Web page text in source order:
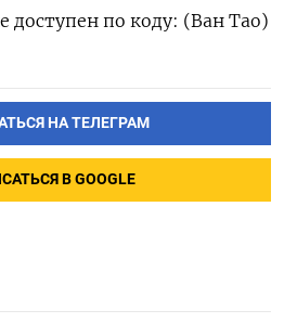
доступен по коду: (Ван Тао)
НА ТЕЛЕГРАМ
В GOOGLE